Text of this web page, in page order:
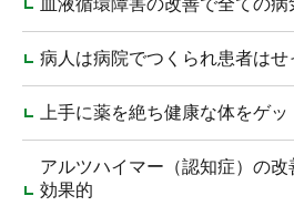
病人は病院でつくられ患者は
上手に薬を絶ち健康な体をゲッ
アルツハイマー（認知症）の
効果的